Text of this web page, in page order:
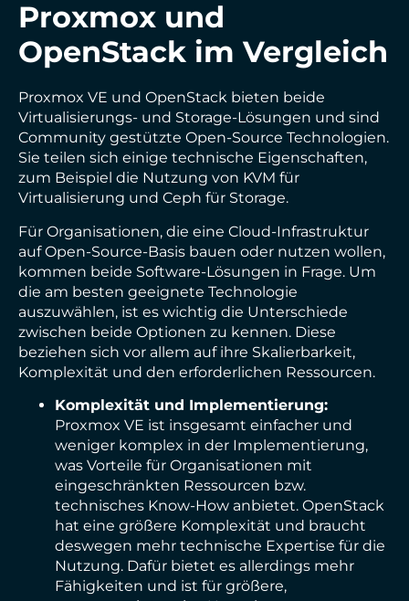
Proxmox und
OpenStack im Vergleich
Proxmox VE und OpenStack bieten beide
Virtualisierungs- und Storage-Lösungen und sind
Community gestützte Open-Source Technologien.
Sie teilen sich einige technische Eigenschaften,
zum Beispiel die Nutzung von KVM für
Virtualisierung und Ceph für Storage.
Für Organisationen, die eine Cloud-Infrastruktur
auf Open-Source-Basis bauen oder nutzen wollen,
kommen beide Software-Lösungen in Frage. Um
die am besten geeignete Technologie
auszuwählen, ist es wichtig die Unterschiede
zwischen beide Optionen zu kennen. Diese
beziehen sich vor allem auf ihre Skalierbarkeit,
Komplexität und den erforderlichen Ressourcen.
Komplexität und Implementierung:
Proxmox VE ist insgesamt einfacher und
weniger komplex in der Implementierung,
was Vorteile für Organisationen mit
eingeschränkten Ressourcen bzw.
technisches Know-How anbietet. OpenStack
hat eine größere Komplexität und braucht
deswegen mehr technische Expertise für die
Nutzung. Dafür bietet es allerdings mehr
Fähigkeiten und ist für größere,